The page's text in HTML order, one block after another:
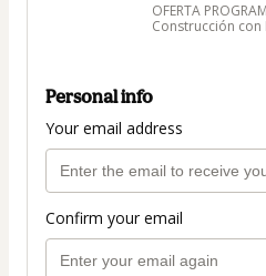
OFERTA
Construcción con
Personal info
Your email address
Confirm your email